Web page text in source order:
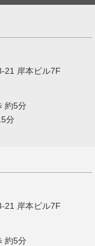
21 岸本ビル7F
約5分
分
21 岸本ビル7F
約5分